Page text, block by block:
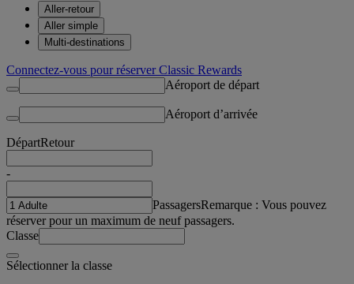
Aller-retour
Aller simple
Multi-destinations
Connectez-vous pour réserver Classic Rewards
Aéroport de départ
Aéroport d’arrivée
DépartRetour
-
PassagersRemarque : Vous pouvez
réserver pour un maximum de neuf passagers.
Classe
Sélectionner la classe